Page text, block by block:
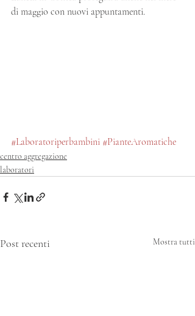
di maggio con nuovi appuntamenti.
#Laboratoriperbambini #PianteAromatiche
centro aggregazione
laboratori
Post recenti Mostra tutti